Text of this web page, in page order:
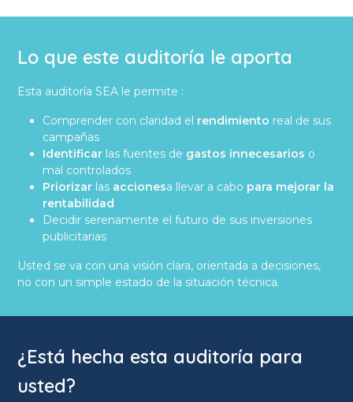
Lo que este auditoría le aporta
Esta auditoría SEA le permite :
Comprender con claridad el rendimiento real de sus
campañas
Identificar las fuentes de gastos innecesarios o
mal controlados
Priorizar las accionesa llevar a cabo para mejorar la
rentabilidad
Decidir serenamente el futuro de sus inversiones
publicitarias
Usted se va con una visión clara, orientada a decisiones,
no con un simple estado de la situación técnica.
¿Está hecha esta auditoría para
usted?